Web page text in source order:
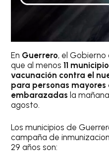
En Guerrero, el
que al menos11
vacunación contra el
para personas mayores
embarazadas la
agosto.
Los municipios de
campaña de
29 años son: